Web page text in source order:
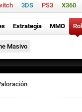
3DS PS3 X360
Estrategia MMO Rol
Masivo